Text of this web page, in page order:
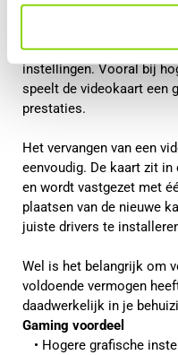
Wanneer je een
zorgen voor hogere
instellingen. Vooral bij
speelt de videokaart een
prestaties.
Het vervangen van een
eenvoudig. De kaart zit
en wordt vastgezet met
plaatsen van de nieuwe
juiste drivers te
Wel is het belangrijk om
voldoende vermogen
daadwerkelijk in je
Gaming voordeel
Hogere grafische